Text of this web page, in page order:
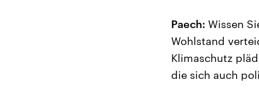
Paech: Wissen
Wohlstand
Klimaschutz
die sich auch